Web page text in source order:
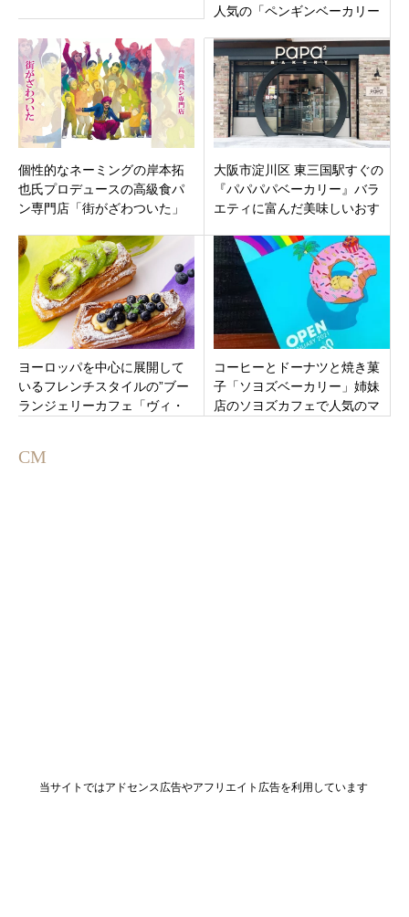
人気の「ペンギンベーカリー
オープン！
個性的なネーミングの岸本拓
也氏プロデュースの高級食パ
ン専門店「街がざわついた」
月30日で閉店
大阪市淀川区 東三国駅すぐの
『パパパパベーカリー』バラ
エティに富んだ美味しいおす
ヨーロッパを中心に展開して
いるフレンチスタイルの”ブー
ランジェリーカフェ「ヴィ・
コーヒーとドーナツと焼き菓
子「ソヨズベーカリー」姉妹
店のソヨズカフェで人気のマ
CM
当サイトではアドセンス広告やアフリエイト広告を利用しています